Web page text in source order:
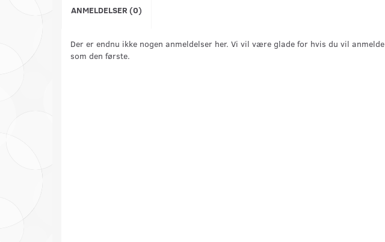
ANMELDELSER (0)
Der er endnu ikke nogen anmeldelser her. Vi vil være glade for hvis du vil anmelde
som den første.